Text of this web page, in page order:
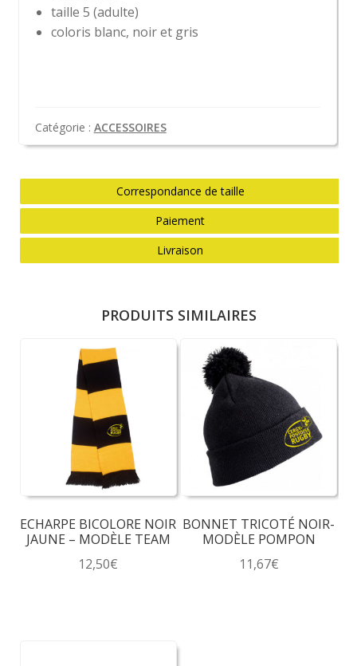
taille 5 (adulte)
coloris blanc, noir et gris
Catégorie : ACCESSOIRES
Correspondance de taille
Paiement
Livraison
PRODUITS SIMILAIRES
ECHARPE BICOLORE NOIR
JAUNE – MODÈLE TEAM
12,50€
BONNET TRICOTÉ NOIR-
MODÈLE POMPON
11,67€